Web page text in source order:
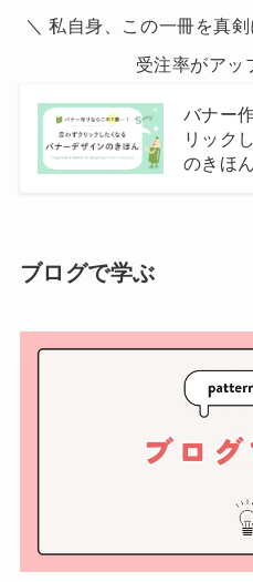
＼ 私自身、この一冊を真
受注率がアッ
バナー
リック
のきほ
ブログで学ぶ